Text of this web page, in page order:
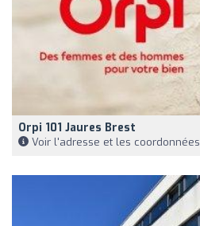
Orpi 101 Jaures Brest
Voir l'adresse et les coordonnées